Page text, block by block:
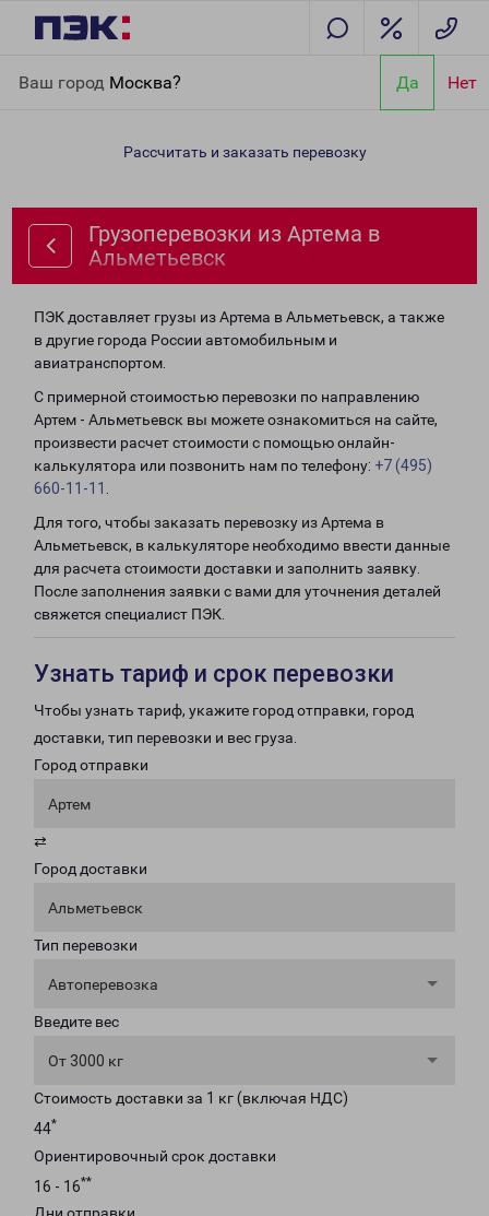
Ваш город Москва? Да Нет
Альметьевск
Рассчитать и заказать перевозку
Грузоперевозки из Артема в
Альметьевск
ПЭК доставляет грузы из Артема в Альметьевск, а также
в другие города России автомобильным и
авиатранспортом.
С примерной стоимостью перевозки по направлению
Артем - Альметьевск вы можете ознакомиться на сайте,
произвести расчет стоимости с помощью онлайн-
калькулятора или позвонить нам по телефону: +7 (495)
660-11-11
Для того, чтобы заказать перевозку из Артема в
Альметьевск, в калькуляторе необходимо ввести данные
для расчета стоимости доставки и заполнить заявку.
После заполнения заявки с вами для уточнения деталей
свяжется специалист ПЭК.
Узнать тариф и срок перевозки
Чтобы узнать тариф, укажите город отправки, город
доставки, тип перевозки и вес груза.
Город отправки
Артем
⇄
Город доставки
Альметьевск
Тип перевозки
Автоперевозка
Введите вес
От 3000 кг
Стоимость доставки за 1 кг (включая НДС)
44*
Ориентировочный срок доставки
16 - 16**